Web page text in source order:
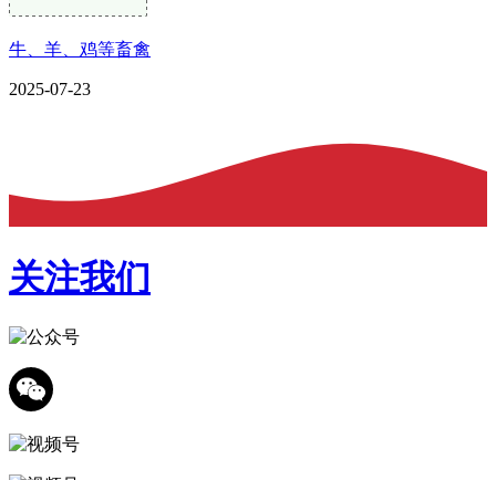
牛、羊、鸡等畜禽
2025-07-23
关注我们